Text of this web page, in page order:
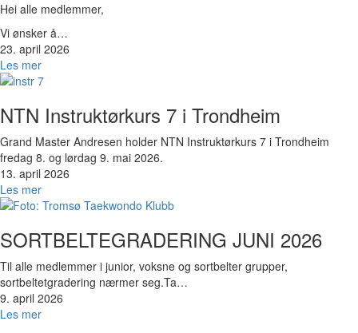
Hei alle medlemmer,
Vi ønsker å…
23. april 2026
Les mer
Bilde
NTN Instruktørkurs 7 i Trondheim
Grand Master Andresen holder NTN Instruktørkurs 7 i Trondheim
fredag 8. og lørdag 9. mai 2026.
13. april 2026
Les mer
Bilde
SORTBELTEGRADERING JUNI 2026
Til alle medlemmer i junior, voksne og sortbelter grupper,
sortbeltetgradering nærmer seg.Ta…
9. april 2026
Les mer